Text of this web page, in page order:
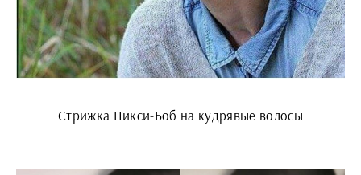
Стрижка Пикси-Боб на кудрявые волосы